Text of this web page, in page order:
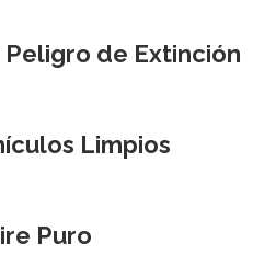
de Extinción
Limpios
Puro